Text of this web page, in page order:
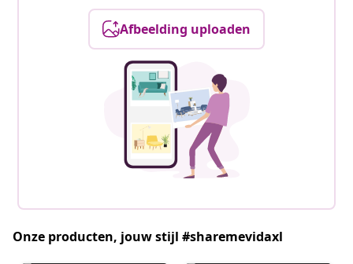
Afbeelding uploaden
Onze producten, jouw stijl #sharemevidaxl